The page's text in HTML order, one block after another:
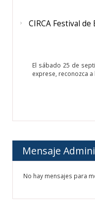
CIRCA Festival de
El sábado 25 de
exprese, reconozca
Mensaje
No hay mensajes para